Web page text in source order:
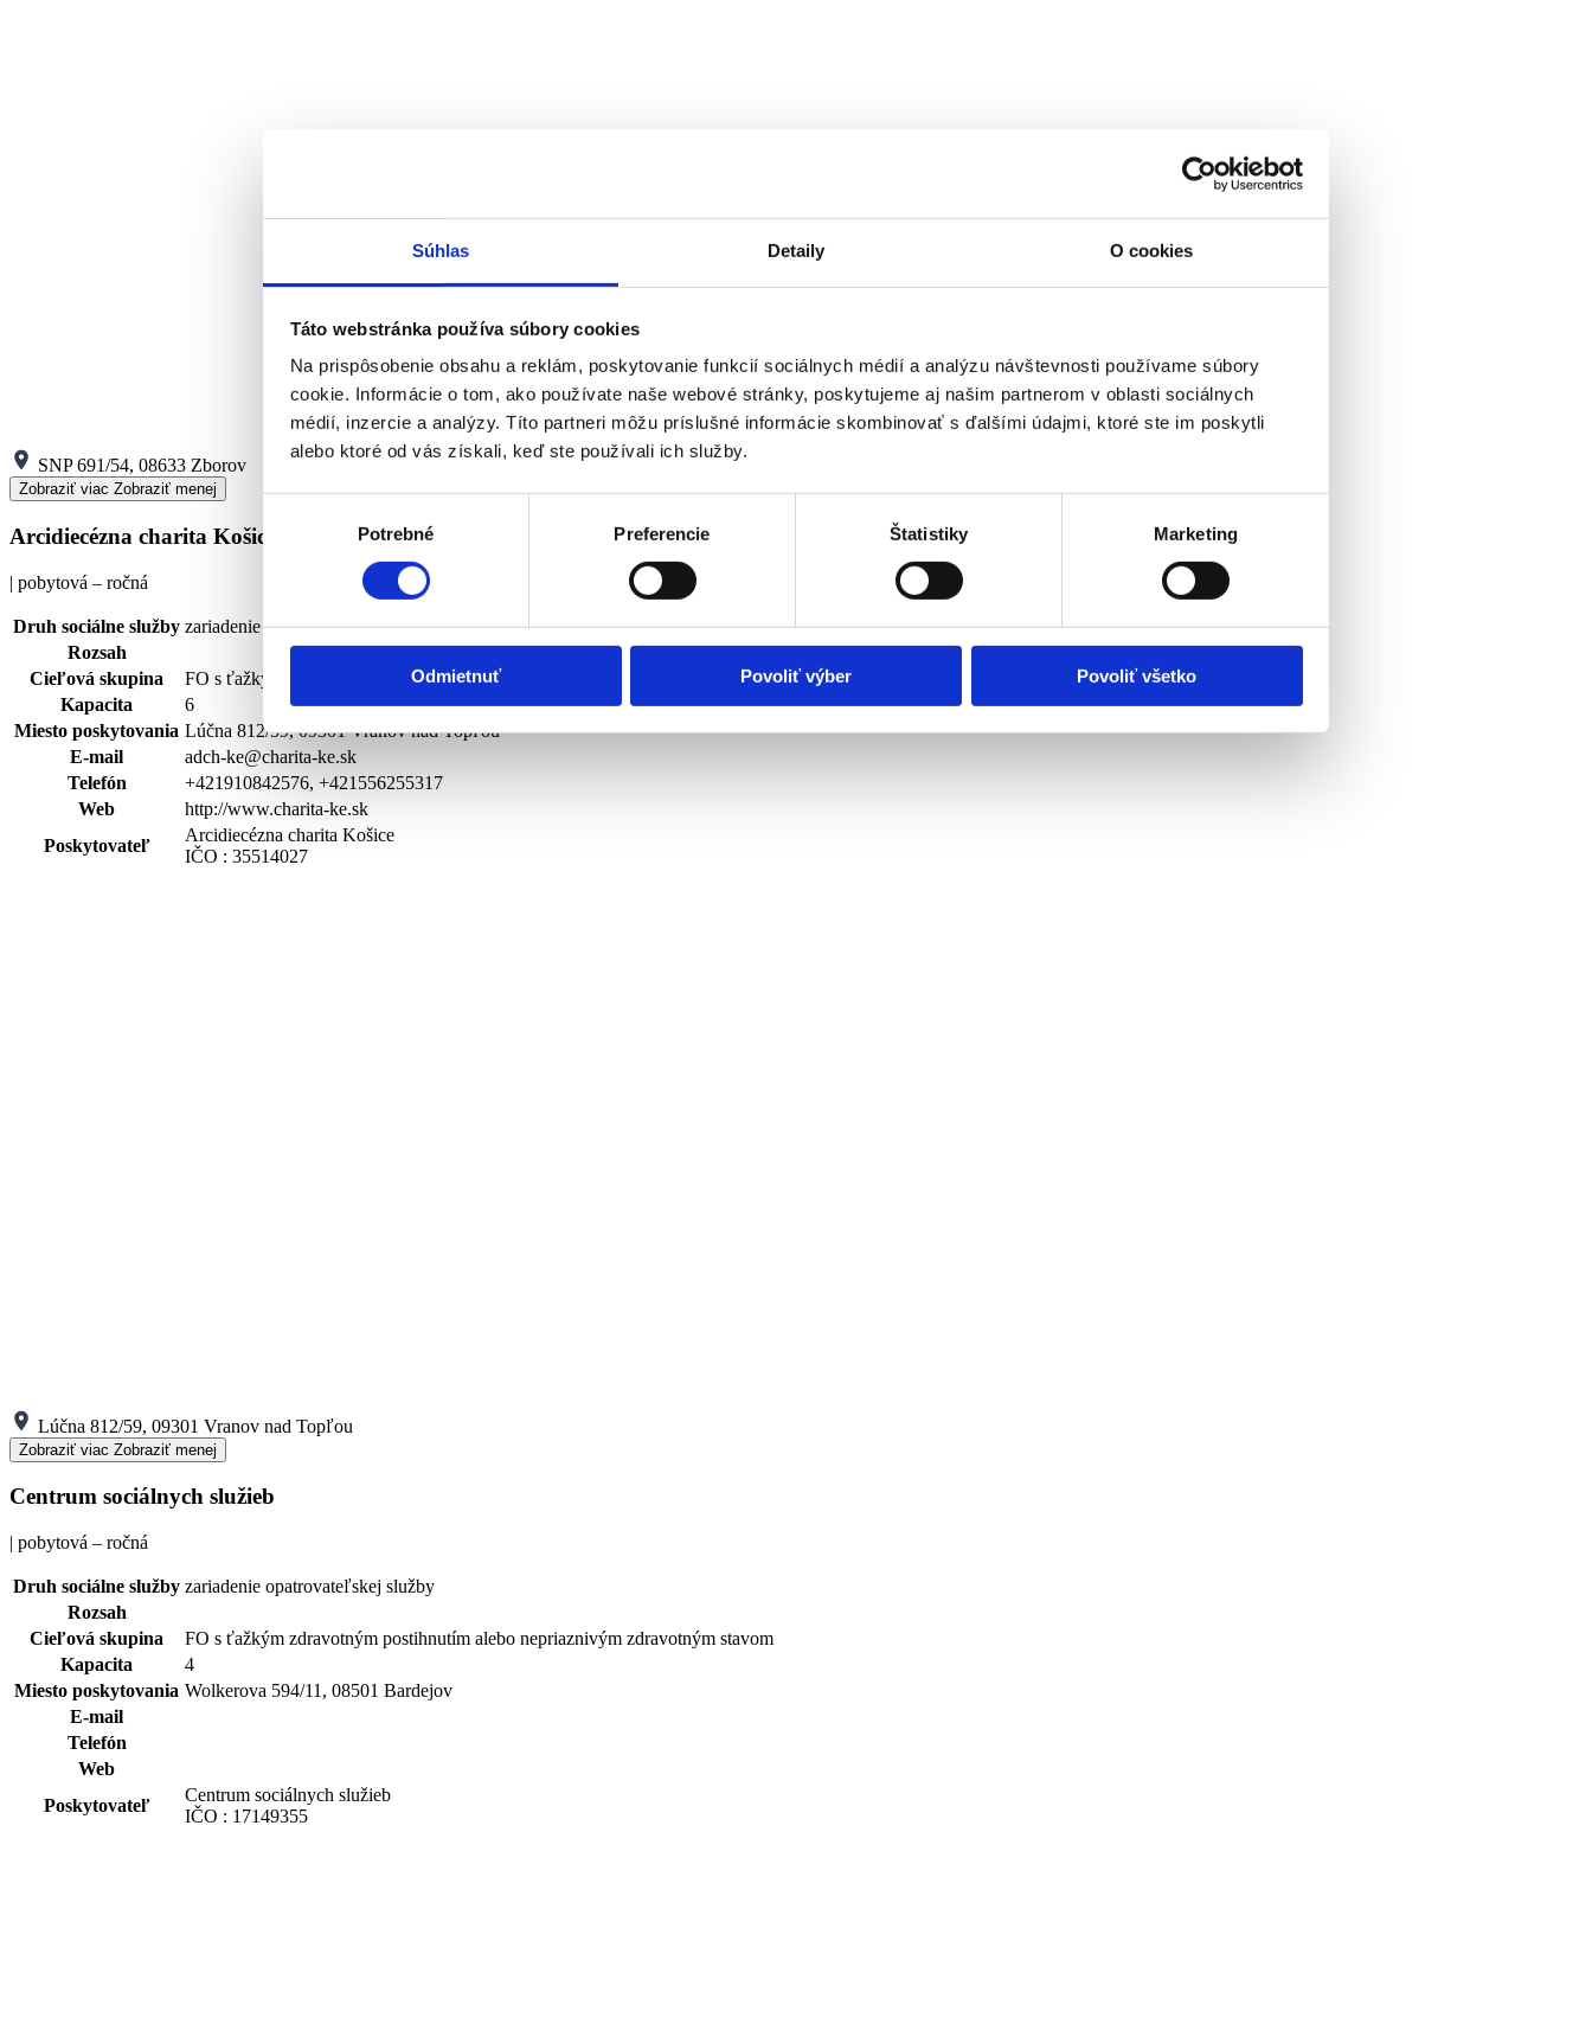
Súhlas Detaily O cookies
Táto webstránka používa súbory cookies
Na prispôsobenie obsahu a reklám, poskytovanie funkcií sociálnych médií a analýzu návštevnosti používame súbory
cookie. Informácie o tom, ako používate naše webové stránky, poskytujeme aj našim partnerom v oblasti sociálnych
médií, inzercie a analýzy. Títo partneri môžu príslušné informácie skombinovať s ďalšími údajmi, ktoré ste im poskytli
alebo ktoré od vás získali, keď ste používali ich služby.
súhlasu
Potrebné Preferencie Štatistiky Marketing
Odmietnuť Povoliť výber Povoliť všetko
SNP 691/54, 08633 Zborov
Zobraziť viac Zobraziť menej
Arcidiecézna charita Košice
| pobytová – ročná
Druh sociálne služby zariadenie podporovaného bývania
Rozsah
Cieľová skupina
FO s ťažkým zdravotným postihnutím alebo nepriaznivým zdravotným stavom
Kapacita
6
Miesto poskytovania Lúčna 812/59, 09301 Vranov nad Topľou
E-mail
adch-ke@charita-ke.sk
Telefón
+421910842576, +421556255317
Web
http://www.charita-ke.sk
Poskytovateľ
Arcidiecézna charita Košice
IČO : 35514027
Lúčna 812/59, 09301 Vranov nad Topľou
Zobraziť viac Zobraziť menej
Centrum sociálnych služieb
| pobytová – ročná
Druh sociálne služby zariadenie opatrovateľskej služby
Rozsah
Cieľová skupina
FO s ťažkým zdravotným postihnutím alebo nepriaznivým zdravotným stavom
Kapacita
4
Miesto poskytovania Wolkerova 594/11, 08501 Bardejov
E-mail
Telefón
Web
Poskytovateľ
Centrum sociálnych služieb
IČO : 17149355